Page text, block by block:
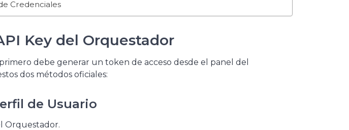
Credenciales
Key del Orquestador
debe generar un token de acceso desde el panel del
dos métodos oficiales:
de Usuario
Orquestador.